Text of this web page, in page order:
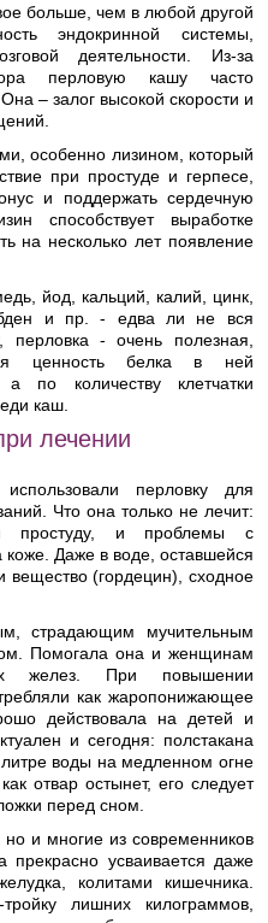
больше, чем в любой другой
эндокринной системы,
деятельности. Из-за
перловую кашу часто
– залог высокой скорости и
особенно лизином, который
при простуде и герпесе,
и поддержать сердечную
способствует выработке
на несколько лет появление
йод, кальций, калий, цинк,
и пр. - едва ли не вся
перловка - очень полезная,
ценность белка в ней
по количеству клетчатки
каш.
лечении
перловку для
Что она только не лечит:
простуду, и проблемы с
Даже в воде, оставшейся
(гордецин), сходное
страдающим мучительным
Помогала она и женщинам
желез. При повышении
как жаропонижающее
действовала на детей и
и сегодня: полстакана
воды на медленном огне
отвар остынет, его следует
перед сном.
и многие из современников
прекрасно усваивается даже
колитами кишечника.
лишних килограммов,